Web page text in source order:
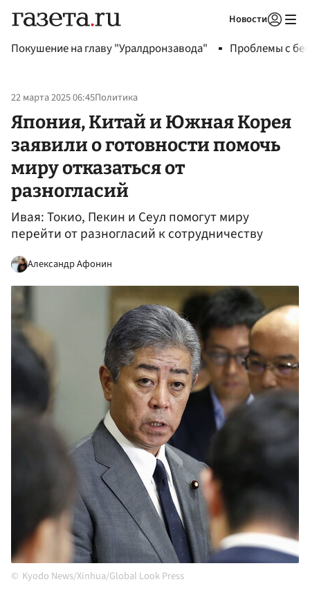
Новости
Покушение на главу "Уралдронзавода" Проблемы с
22 марта 2025 06:45Политика
Япония, Китай и Южная Корея
заявили о готовности помочь
миру отказаться от
разногласий
Ивая: Токио, Пекин и Сеул помогут миру
перейти от разногласий к сотрудничеству
Александр Афонин
Kyodo News/Xinhua/Global Look Press